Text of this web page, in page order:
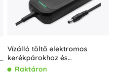
Vízálló töltő elektromos
kerékpárokhoz és
robogókhoz, 36V 42V 2A
Raktáron